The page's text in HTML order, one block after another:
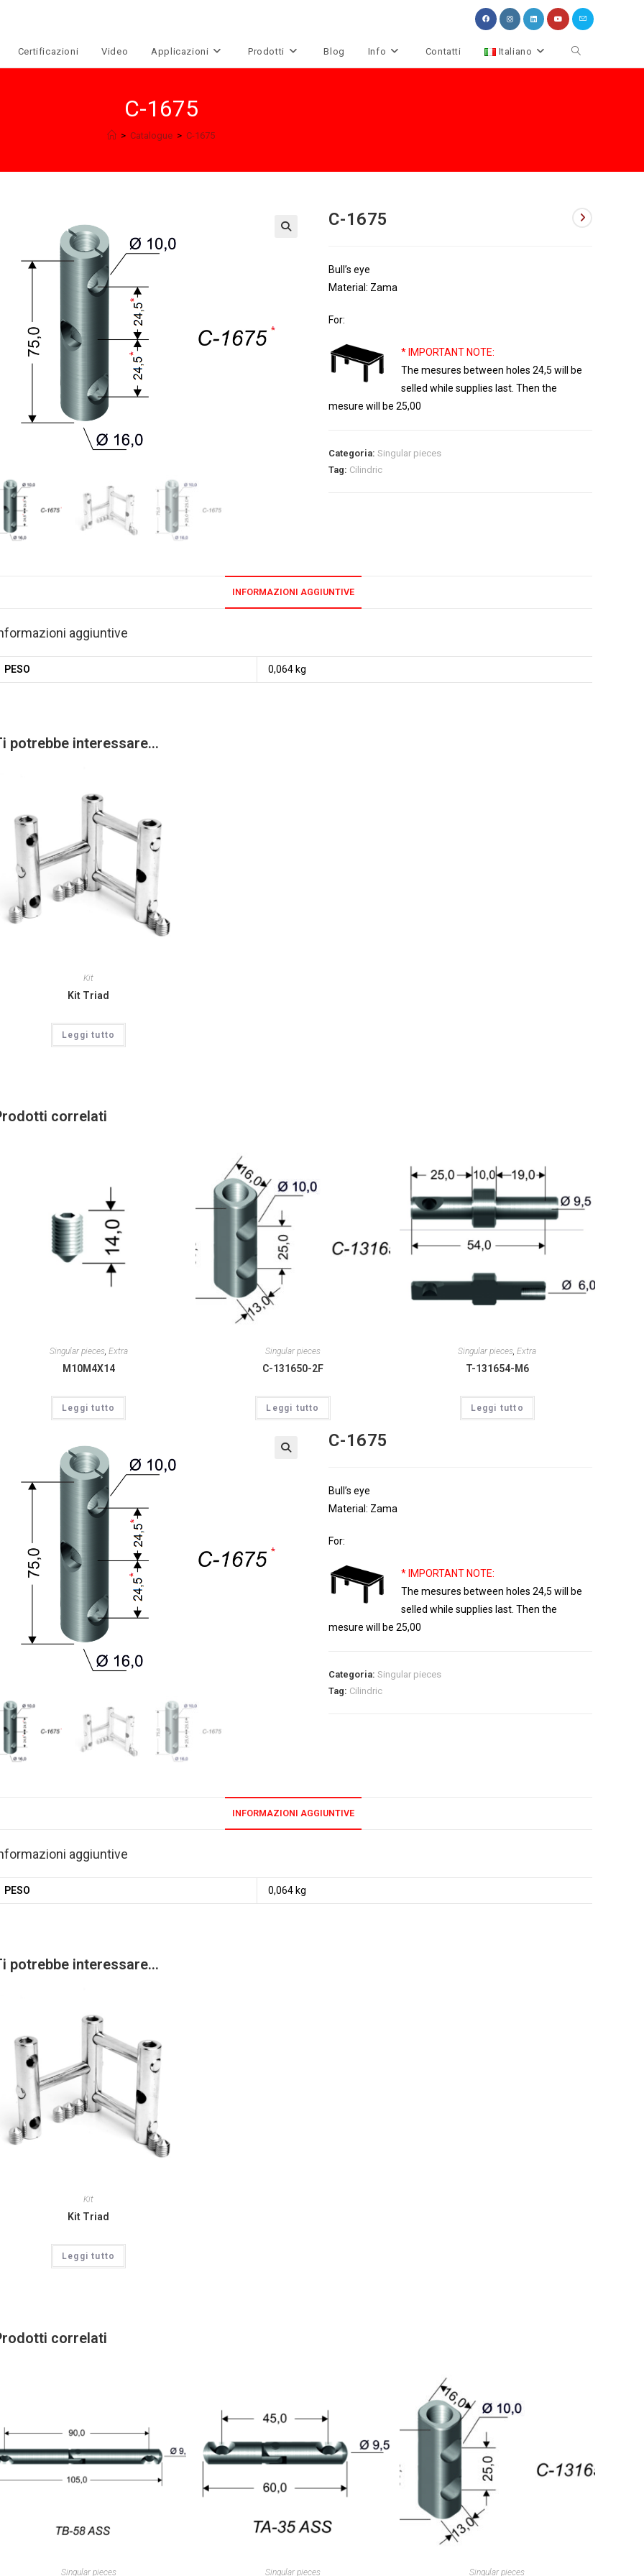
Certificazioni Video Applicazioni Prodotti Blog Info Contatti Italiano Attiva/disattiva
web
C-1675
> Catalogue > C-1675
C-1675
Bull’s eye
Material: Zama
For:
* IMPORTANT NOTE:
The mesures between holes 24,5 will be
selled while supplies last. Then the
mesure will be 25,00
Categoria:Singular pieces
Tag: Cilindric
INFORMAZIONI AGGIUNTIVE
aggiuntive
PESO 0,064 kg
potrebbe interessare…
Kit
Kit Triad
Leggi tutto
correlati
Singular pieces, Extra
M10M4X14
Leggi tutto
Singular pieces
C-131650-2F
Leggi tutto
Singular pieces,Extra
T-131654-M6
Leggi tutto
C-1675
Bull’s eye
Material: Zama
For:
* IMPORTANT NOTE:
The mesures between holes 24,5 will be
selled while supplies last. Then the
mesure will be 25,00
Categoria:Singular pieces
Tag: Cilindric
INFORMAZIONI AGGIUNTIVE
aggiuntive
PESO 0,064 kg
potrebbe interessare…
Kit
Kit Triad
Leggi tutto
correlati
Singular pieces Singular pieces Singular pieces